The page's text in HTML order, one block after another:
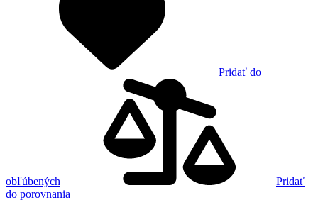
Pridať do
obľúbených
Pridať
do porovnania